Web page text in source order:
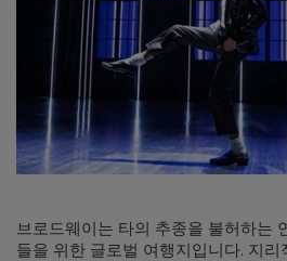
브로드웨이는 타의 추종을 불허하는
들을 위한 글로벌 여행지입니다. 지